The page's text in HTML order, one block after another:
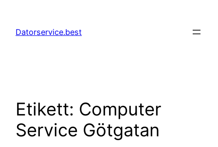
innehåll
Datorservice.best
Etikett: Computer
Service Götgatan